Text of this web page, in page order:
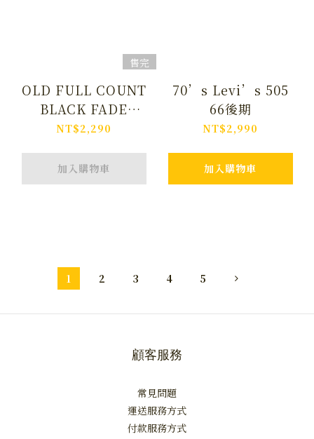
售完
OLD FULL COUNT
BLACK FADE
JEANS
NT$2,290
加入購物車
70’s Levi’s 505
66後期
NT$2,990
加入購物車
1 2 3 4 5
顧客服務
常見問題
運送服務方式
付款服務方式